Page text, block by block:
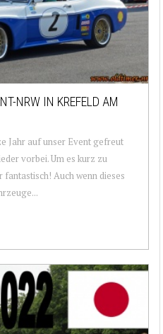
NRW IN KREFELD AM
Jahr auf unser Event gefreut
vorbei. Um es kurz zu
Auch wenn dieses